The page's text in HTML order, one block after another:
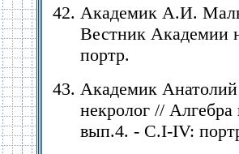
Академик А.И.
Вестник Академии
портр.
Академик
некролог //
вып.4. - С.I-IV: